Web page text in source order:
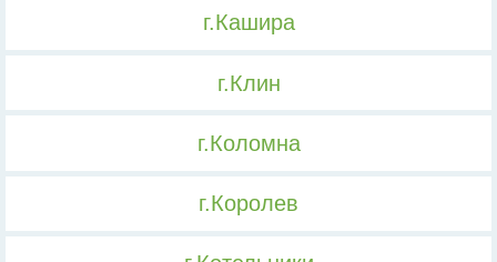
г.Кашира
г.Клин
г.Коломна
г.Королев